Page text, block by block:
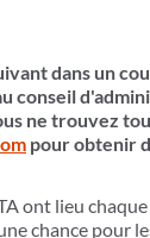
dans un
conseil
ne trouvez
pour obtenir
ont lieu
chance pour